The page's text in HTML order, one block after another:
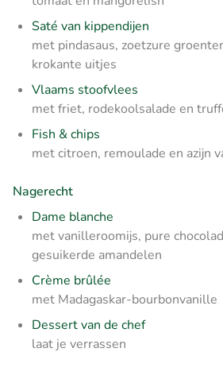
Saté van kippendijen
met pindasaus, zoetzure
krokante uitjes
Vlaams stoofvlees
met friet, rodekoolsalade en
Fish & chips
met citroen, remoulade en azijn
Nagerecht
Dame blanche
met vanilleroomijs, pure
gesuikerde amandelen
Crème brûlée
met Madagaskar-bourbonvanille
Dessert van de chef
laat je verrassen